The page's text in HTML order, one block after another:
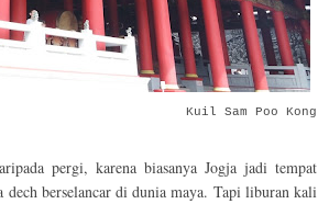
Kuil Sam Poo Kong
pergi, karena biasanya Jogja jadi tempat
berselancar di dunia maya. Tapi liburan kali